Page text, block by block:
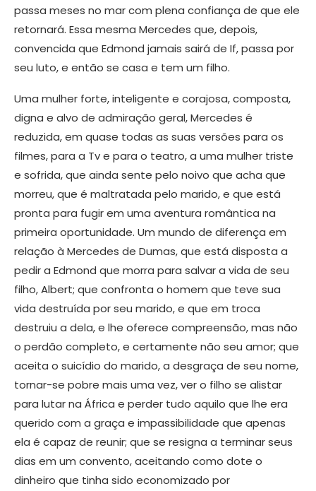
passa meses no mar com plena confiança de que ele
retornará. Essa mesma Mercedes que, depois,
convencida que Edmond jamais sairá de If, passa por
seu luto, e então se casa e tem um filho.
Uma mulher forte, inteligente e corajosa, composta,
digna e alvo de admiração geral, Mercedes é
reduzida, em quase todas as suas versões para os
filmes, para a Tv e para o teatro, a uma mulher triste
e sofrida, que ainda sente pelo noivo que acha que
morreu, que é maltratada pelo marido, e que está
pronta para fugir em uma aventura romântica na
primeira oportunidade. Um mundo de diferença em
relação à Mercedes de Dumas, que está disposta a
pedir a Edmond que morra para salvar a vida de seu
filho, Albert; que confronta o homem que teve sua
vida destruída por seu marido, e que em troca
destruiu a dela, e lhe oferece compreensão, mas não
o perdão completo, e certamente não seu amor; que
aceita o suicídio do marido, a desgraça de seu nome,
tornar-se pobre mais uma vez, ver o filho se alistar
para lutar na África e perder tudo aquilo que lhe era
querido com a graça e impassibilidade que apenas
ela é capaz de reunir; que se resigna a terminar seus
dias em um convento, aceitando como dote o
dinheiro que tinha sido economizado por